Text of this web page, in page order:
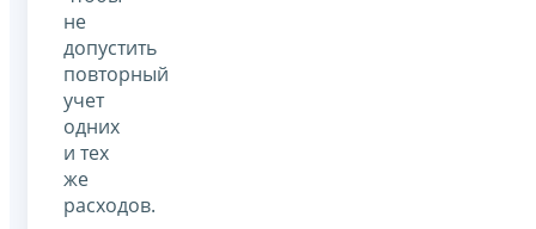
не
допустить
повторный
учет
одних
и тех
же
расходов.